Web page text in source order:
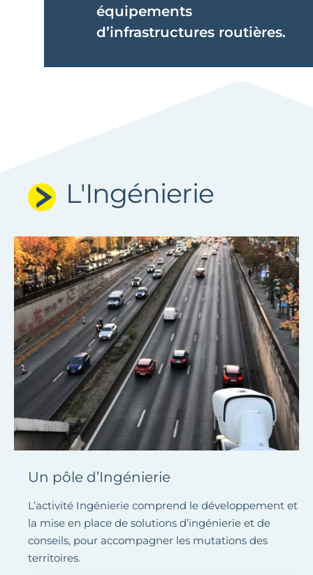
équipements
d’infrastructures routières.
L'Ingénierie
Un pôle d’Ingénierie
L’activité Ingénierie comprend le développement et
la mise en place de solutions d’ingénierie et de
conseils, pour accompagner les mutations des
territoires.